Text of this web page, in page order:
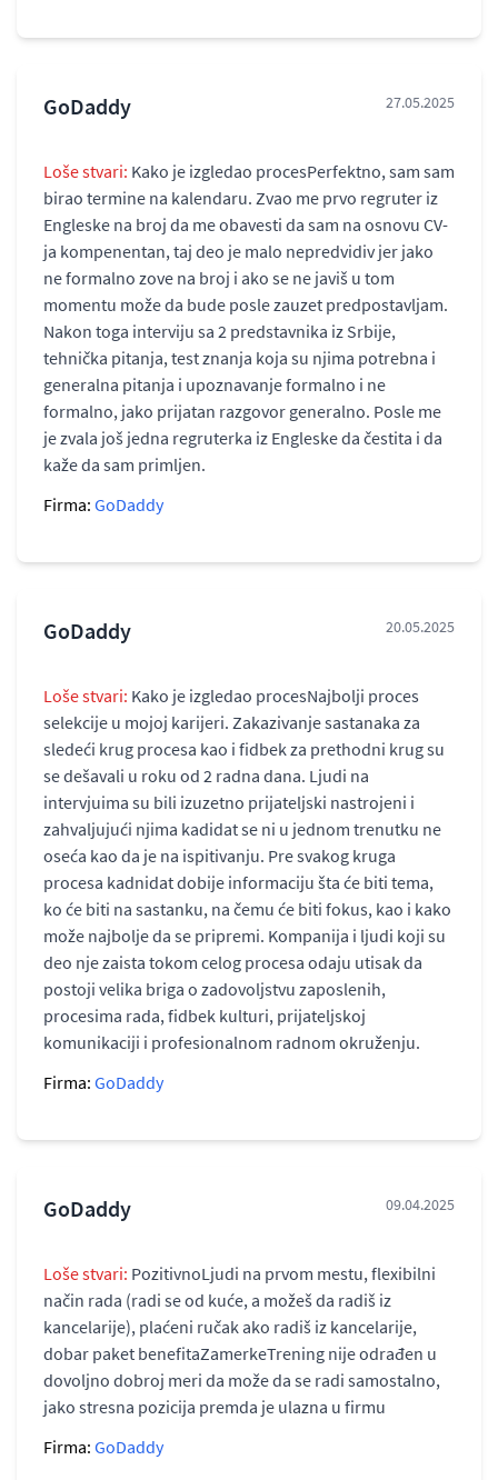
GoDaddy 27.05.2025
Loše stvari: Kako je izgledao procesPerfektno, sam sam
birao termine na kalendaru. Zvao me prvo regruter iz
Engleske na broj da me obavesti da sam na osnovu CV-
ja kompenentan, taj deo je malo nepredvidiv jer jako
ne formalno zove na broj i ako se ne javiš u tom
momentu može da bude posle zauzet predpostavljam.
Nakon toga interviju sa 2 predstavnika iz Srbije,
tehnička pitanja, test znanja koja su njima potrebna i
generalna pitanja i upoznavanje formalno i ne
formalno, jako prijatan razgovor generalno. Posle me
je zvala još jedna regruterka iz Engleske da čestita i da
kaže da sam primljen.
Firma: GoDaddy
GoDaddy 20.05.2025
Loše stvari: Kako je izgledao procesNajbolji proces
selekcije u mojoj karijeri. Zakazivanje sastanaka za
sledeći krug procesa kao i fidbek za prethodni krug su
se dešavali u roku od 2 radna dana. Ljudi na
intervjuima su bili izuzetno prijateljski nastrojeni i
zahvaljujući njima kadidat se ni u jednom trenutku ne
oseća kao da je na ispitivanju. Pre svakog kruga
procesa kadnidat dobije informaciju šta će biti tema,
ko će biti na sastanku, na čemu će biti fokus, kao i kako
može najbolje da se pripremi. Kompanija i ljudi koji su
deo nje zaista tokom celog procesa odaju utisak da
postoji velika briga o zadovoljstvu zaposlenih,
procesima rada, fidbek kulturi, prijateljskoj
komunikaciji i profesionalnom radnom okruženju.
Firma: GoDaddy
GoDaddy 09.04.2025
Loše stvari: PozitivnoLjudi na prvom mestu, flexibilni
način rada (radi se od kuće, a možeš da radiš iz
kancelarije), plaćeni ručak ako radiš iz kancelarije,
dobar paket benefitaZamerkeTrening nije odrađen u
dovoljno dobroj meri da može da se radi samostalno,
jako stresna pozicija premda je ulazna u firmu
Firma: GoDaddy